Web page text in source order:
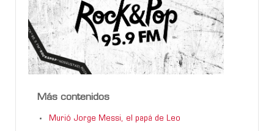
Más contenidos
Murió Jorge Messi, el papá de Leo